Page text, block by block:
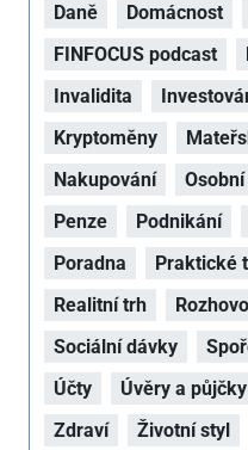
Daně
Domácnost
FINFOCUS podcast
Invalidita
Kryptoměny
Nakupování
Penze
Podnikání
Poradna
Praktické
Realitní trh
Sociální dávky
Účty
Úvěry a půjčky
Zdraví
Životní styl